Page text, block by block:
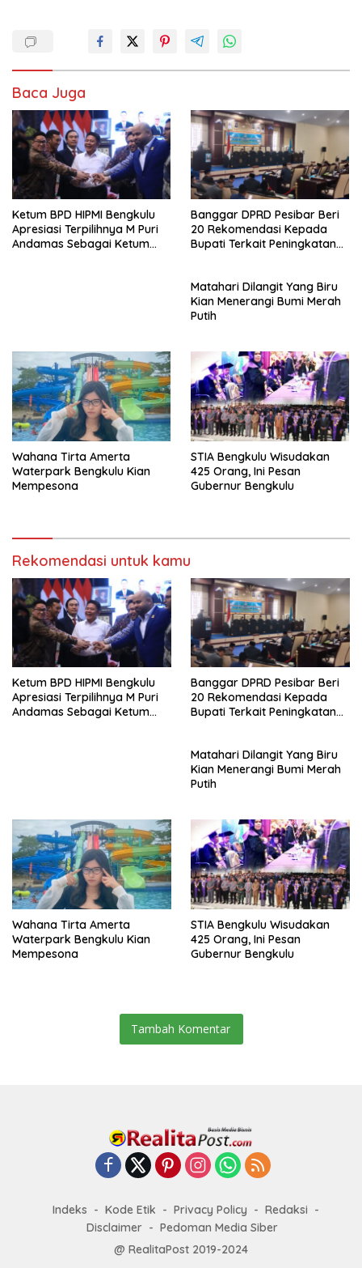
Baca Juga
Ketum BPD HIPMI Bengkulu
Apresiasi Terpilihnya M Puri
Andamas Sebagai Ketum
Banggar DPRD Pesibar Beri
20 Rekomendasi Kepada
Bupati Terkait Peningkatan
Matahari Dilangit Yang Biru
Kian Menerangi Bumi Merah
Putih
Wahana Tirta Amerta
Waterpark Bengkulu Kian
Mempesona
STIA Bengkulu Wisudakan
425 Orang, Ini Pesan
Gubernur Bengkulu
Rekomendasi untuk kamu
Ketum BPD HIPMI Bengkulu
Apresiasi Terpilihnya M Puri
Andamas Sebagai Ketum
Banggar DPRD Pesibar Beri
20 Rekomendasi Kepada
Bupati Terkait Peningkatan
Matahari Dilangit Yang Biru
Kian Menerangi Bumi Merah
Putih
Wahana Tirta Amerta
Waterpark Bengkulu Kian
Mempesona
STIA Bengkulu Wisudakan
425 Orang, Ini Pesan
Gubernur Bengkulu
Tambah Komentar
Indeks Kode Etik Privacy Policy
Redaksi
Disclaimer
Pedoman Media Siber
@ RealitaPost 2019-2024